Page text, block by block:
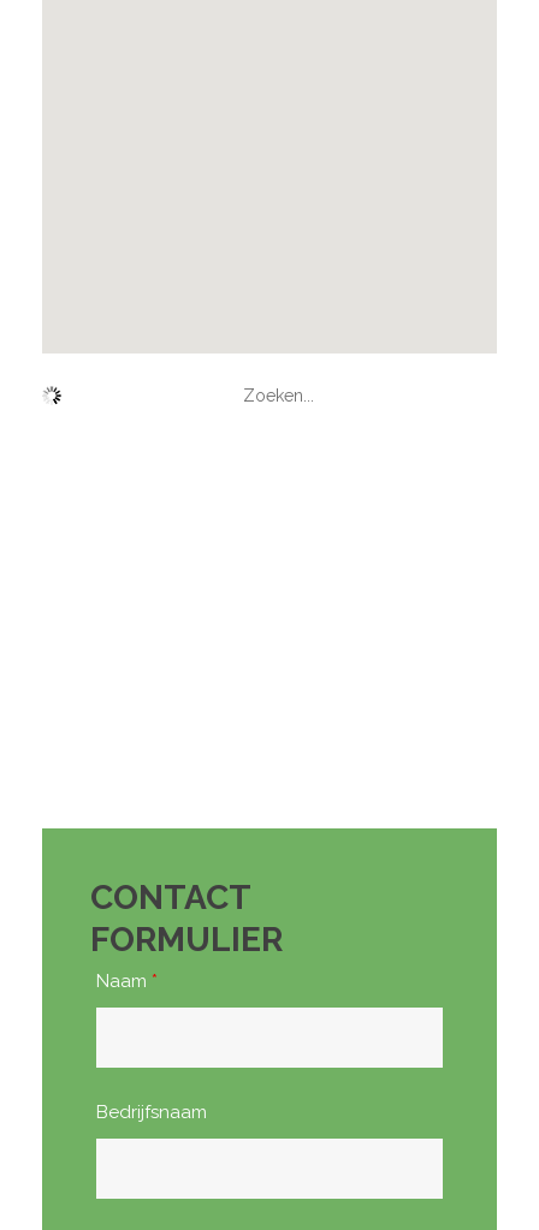
Zoeken...
CONTACT
FORMULIER
Naam *
Bedrijfsnaam